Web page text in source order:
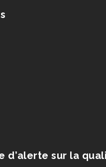
d’alerte sur la